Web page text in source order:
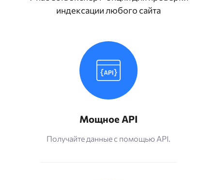
индексации любого сайта
Мощное API
Получайте данные с помощью API.